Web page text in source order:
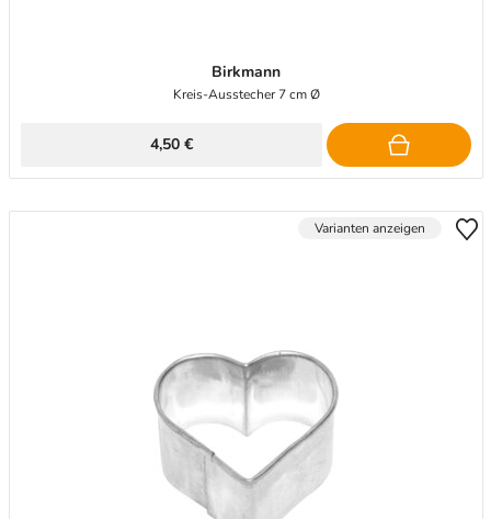
Birkmann
Kreis-Ausstecher 7 cm Ø
4,50 €
Varianten anzeigen